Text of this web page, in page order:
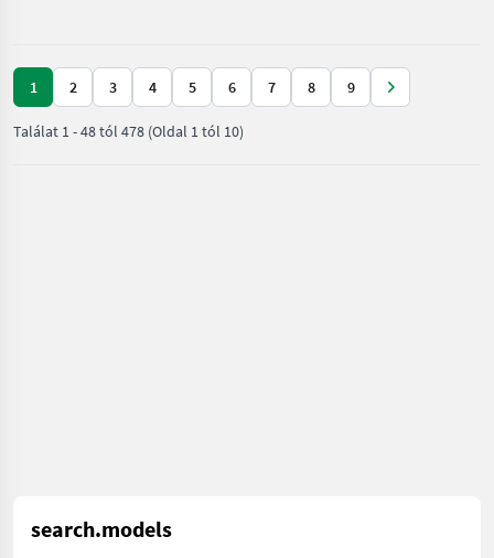
/ JCB
1 2 3 4 5 6 7 8 9
Találat 1-48tól 478 (Oldal 1 tól 10)
search.models